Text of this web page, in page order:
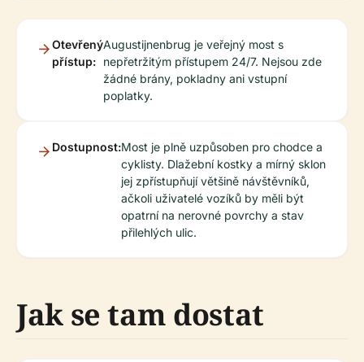
Otevřený
přístup:
Augustijnenbrug je veřejný most s
nepřetržitým přístupem 24/7. Nejsou zde
žádné brány, pokladny ani vstupní
poplatky.
Dostupnost:Most je plně uzpůsoben pro chodce a
cyklisty. Dlažební kostky a mírný sklon
jej zpřístupňují většině návštěvníků,
ačkoli uživatelé vozíků by měli být
opatrní na nerovné povrchy a stav
přilehlých ulic.
Jak se tam dostat